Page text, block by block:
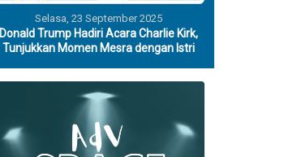
Selasa, 23 September 2025
Donald Trump Hadiri Acara Charlie Kirk,
Tunjukkan Momen Mesra dengan Istri